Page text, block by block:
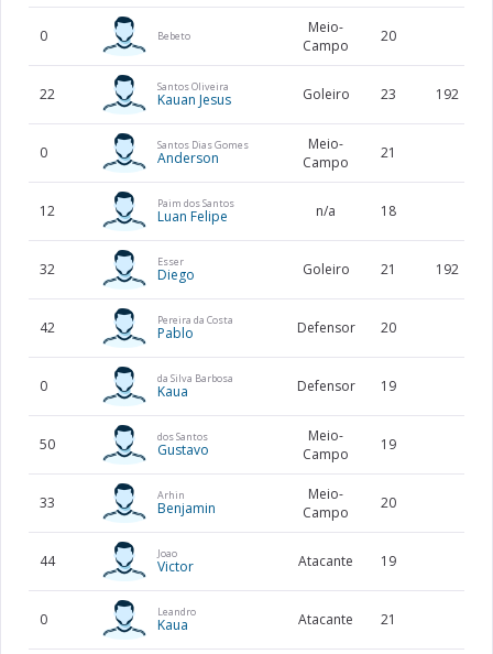
0 Bebeto
Meio-
Campo
20
22 Santos Oliveira
Kauan Jesus Goleiro 23 192
0 Santos Dias Gomes
Anderson
Meio-
Campo
21
12 Paim dos Santos
Luan Felipe n/a 18
32 Esser
Diego Goleiro 21 192
42 Pereira da Costa
Pablo Defensor 20
0 da Silva Barbosa
Kaua Defensor 19
50 dos Santos
Gustavo
Meio-
Campo
19
33 Arhin
Benjamin
Meio-
Campo
20
44 Joao
Victor Atacante 19
0 Leandro
Kaua Atacante 21